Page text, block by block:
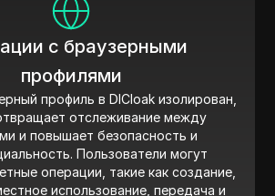
с браузерными
профилями
профиль в DICloak изолирован,
отслеживание между
и повышает безопасность и
Пользователи могут
операции, такие как создание,
использование, передача и